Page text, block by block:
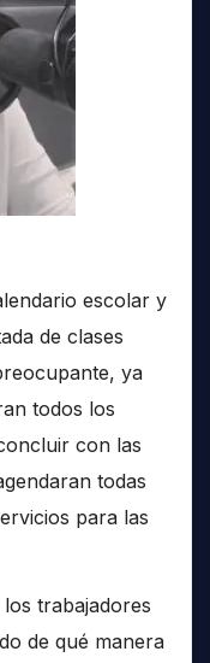
escolar y
de clases
ya
todos los
con las
todas
para las
trabajadores
de qué manera